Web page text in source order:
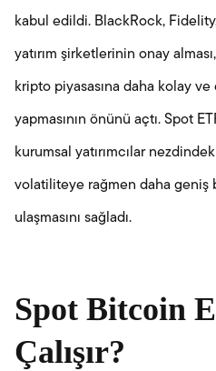
kabul edildi. BlackRock,
yatırım şirketlerinin onay
kripto piyasasına daha kolay
yapmasının önünü açtı. Spot
kurumsal yatırımcılar
volatiliteye rağmen daha geniş
ulaşmasını sağladı.
Spot Bitcoin
Çalışır?